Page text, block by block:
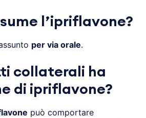
l’ipriflavone?
per via orale.
collaterali ha
di ipriflavone?
può comportare